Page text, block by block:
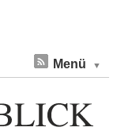
Menü